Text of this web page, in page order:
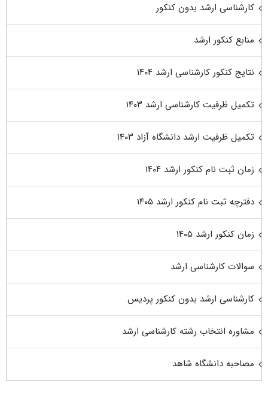
کارشناسی ارشد بدون کنکور
منابع کنکور ارشد
نتایج کنکور کارشناسی ارشد ۱۴۰۴
تکمیل ظرفیت کارشناسی ارشد ۱۴۰۳
تکمیل ظرفیت ارشد دانشگاه آزاد ۱۴۰۳
زمان ثبت نام کنکور ارشد ۱۴۰۴
دفترچه ثبت نام کنکور ارشد ۱۴۰۵
زمان کنکور ارشد ۱۴۰۵
سوالات کارشناسی ارشد
کارشناسی ارشد بدون کنکور پردیس
مشاوره انتخاب رشته کارشناسی ارشد
مصاحبه دانشگاه شاهد